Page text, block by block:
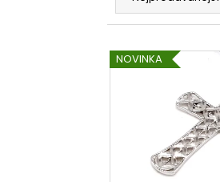
z
n
V
ýNOVINKA